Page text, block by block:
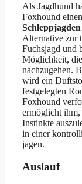
Als Jagdhund
Foxhound
Schleppjagden
Alternative zur
Fuchsjagd und
Möglichkeit,
nachzugehen.
wird ein
festgelegten
Foxhound
ermöglicht ihm,
Instinkte
in einer
jagen.
Auslauf